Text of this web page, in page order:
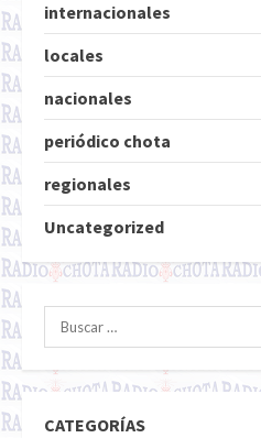
internacionales
locales
nacionales
periódico chota
regionales
Uncategorized
Buscar:
CATEGORÍAS